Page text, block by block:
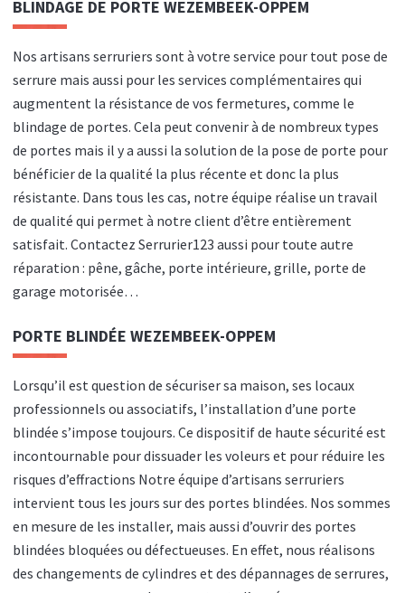
BLINDAGE DE PORTE WEZEMBEEK-OPPEM
Nos artisans serruriers sont à votre service pour tout pose de
serrure mais aussi pour les services complémentaires qui
augmentent la résistance de vos fermetures, comme le
blindage de portes. Cela peut convenir à de nombreux types
de portes mais il y a aussi la solution de la pose de porte pour
bénéficier de la qualité la plus récente et donc la plus
résistante. Dans tous les cas, notre équipe réalise un travail
de qualité qui permet à notre client d’être entièrement
satisfait. Contactez Serrurier123 aussi pour toute autre
réparation : pêne, gâche, porte intérieure, grille, porte de
garage motorisée…
PORTE BLINDÉE WEZEMBEEK-OPPEM
Lorsqu’il est question de sécuriser sa maison, ses locaux
professionnels ou associatifs, l’installation d’une porte
blindée s’impose toujours. Ce dispositif de haute sécurité est
incontournable pour dissuader les voleurs et pour réduire les
risques d’effractions Notre équipe d’artisans serruriers
intervient tous les jours sur des portes blindées. Nos sommes
en mesure de les installer, mais aussi d’ouvrir des portes
blindées bloquées ou défectueuses. En effet, nous réalisons
des changements de cylindres et des dépannages de serrures,